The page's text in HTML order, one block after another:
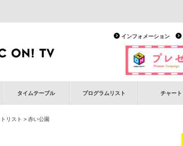
インフォメーション
タイムテーブル プログラムリスト チャート
リスト > 赤い公園